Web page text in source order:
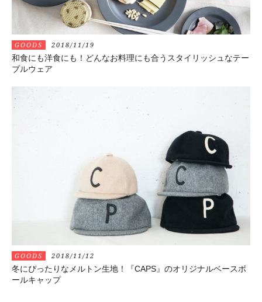
GOODS 2018/11/19
和食にも洋食にも！どんなお料理にも合うスタイリッシュなテー
ブルウェア
GOODS 2018/11/12
冬にぴったりなメルトン生地！『CAPS』のオリジナルベースボ
ールキャップ